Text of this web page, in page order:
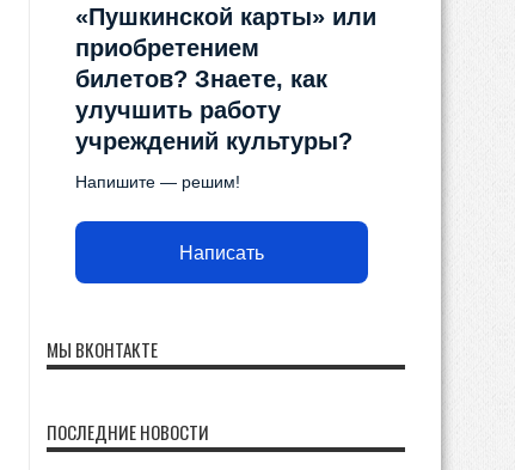
«Пушкинской карты» или
приобретением
билетов? Знаете, как
улучшить работу
учреждений культуры?
Напишите — решим!
Написать
МЫ ВКОНТАКТЕ
ПОСЛЕДНИЕ НОВОСТИ